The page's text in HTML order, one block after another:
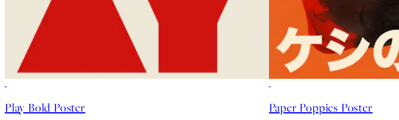
Play Bold Poster Paper Poppies Poster